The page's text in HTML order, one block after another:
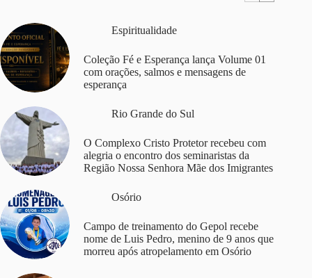
Espiritualidade
Coleção Fé e Esperança lança Volume 01
com orações, salmos e mensagens de
esperança
Rio Grande do Sul
O Complexo Cristo Protetor recebeu com
alegria o encontro dos seminaristas da
Região Nossa Senhora Mãe dos Imigrantes
Osório
Campo de treinamento do Gepol recebe
nome de Luis Pedro, menino de 9 anos que
morreu após atropelamento em Osório